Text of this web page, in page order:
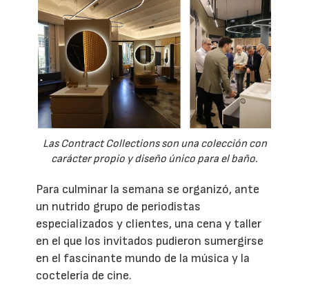
Las Contract Collections son una colección con
carácter propio y diseño único para el baño.
Para culminar la semana se organizó, ante
un nutrido grupo de periodistas
especializados y clientes, una cena y taller
en el que los invitados pudieron sumergirse
en el fascinante mundo de la música y la
coctelería de cine.